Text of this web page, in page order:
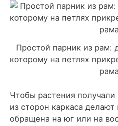
Простой парник из рам:
которому на петлях
рама
Чтобы растения
из сторон каркаса
обращена на юг или на